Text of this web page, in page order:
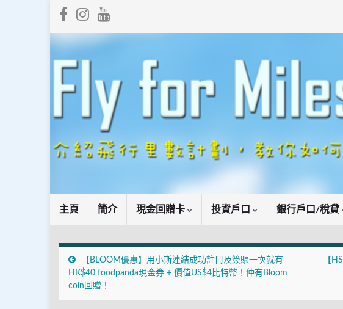
主頁 簡介 現金回贈卡 投資戶口 銀行戶口/稅貸
【BLOOM優惠】用小斯連結成功註冊及簽賬一次就有
HK$40 foodpanda現金券 + 價值US$4比特幣！仲有Bloom
coin回贈！
【